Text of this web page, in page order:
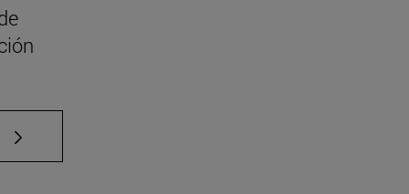
TAB para desplazarse.